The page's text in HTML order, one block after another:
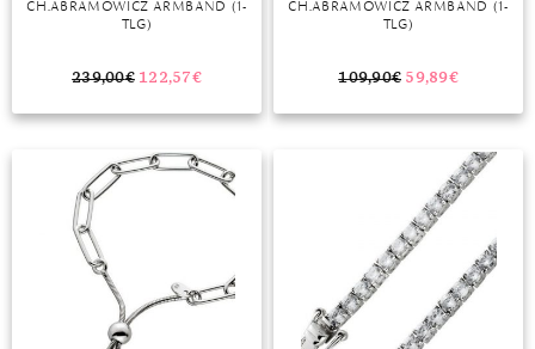
MORGANIT
PERIDOT
PYRIT
ROSENQUARZ
CH.ABRAMOWICZ ARMBAND (1-
TLG)
239,00€ 122,57€
CH.ABRAMOWICZ ARMBAND (1-
TLG)
109,90€ 59,89€